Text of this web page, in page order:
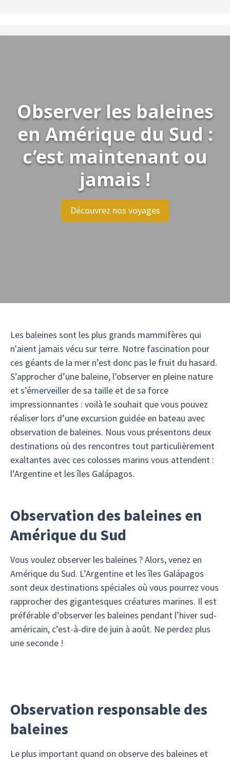
Observer les baleines
en Amérique du Sud :
c’est maintenant ou
jamais !
Découvrez nos voyages
Les baleines sont les plus grands mammifères qui
n'aient jamais vécu sur terre. Notre fascination pour
ces géants de la mer n’est donc pas le fruit du hasard.
S’approcher d’une baleine, l’observer en pleine nature
et s’émerveiller de sa taille et de sa force
impressionnantes : voilà le souhait que vous pouvez
réaliser lors d’une excursion guidée en bateau avec
observation de baleines. Nous vous présentons deux
destinations où des rencontres tout particulièrement
exaltantes avec ces colosses marins vous attendent :
l’Argentine et les îles Galápagos.
Observation des baleines en
Amérique du Sud
Vous voulez observer les baleines ? Alors, venez en
Amérique du Sud. L’Argentine et les îles Galápagos
sont deux destinations spéciales où vous pourrez vous
rapprocher des gigantesques créatures marines. Il est
préférable d’observer les baleines pendant l’hiver sud-
américain, c’est-à-dire de juin à août. Ne perdez plus
une seconde !
Observation responsable des
baleines
Le plus important quand on observe des baleines et